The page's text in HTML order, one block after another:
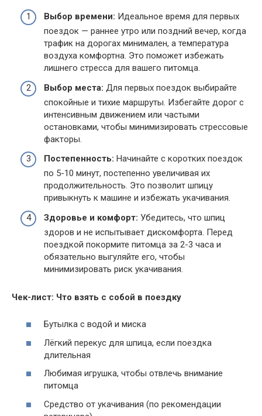
Выбор времени: Идеальное время для первых
поездок — раннее утро или поздний вечер, когда
трафик на дорогах минимален, а температура
воздуха комфортна. Это поможет избежать
лишнего стресса для вашего питомца.
Выбор места: Для первых поездок выбирайте
спокойные и тихие маршруты. Избегайте дорог с
интенсивным движением или частыми
остановками, чтобы минимизировать стрессовые
факторы.
Постепенность: Начинайте с коротких поездок
по 5-10 минут, постепенно увеличивая их
продолжительность. Это позволит шпицу
привыкнуть к машине и избежать укачивания.
Здоровье и комфорт: Убедитесь, что шпиц
здоров и не испытывает дискомфорта. Перед
поездкой покормите питомца за 2-3 часа и
обязательно выгуляйте его, чтобы
минимизировать риск укачивания.
Чек-лист: Что взять с собой в поездку
Бутылка с водой и миска
Лёгкий перекус для шпица, если поездка
длительная
Любимая игрушка, чтобы отвлечь внимание
питомца
Средство от укачивания (по рекомендации